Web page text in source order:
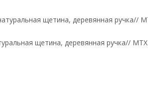
щетина, деревянная ручка// MTX